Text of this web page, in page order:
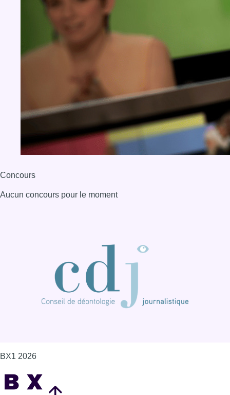
Concours
Aucun concours pour le moment
BX1 2026